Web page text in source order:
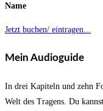
Name
Jetzt buchen/ eintragen...
Mein Audioguide
In drei Kapiteln und zehn
Welt des Tragens. Du